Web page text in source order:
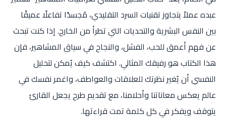
عبده عملاً يتجاوز تقنيات السرد التقليدي، مُجسدًا تفاعلًا عميقًا
بين النفس البشرية والتحديات التي تطرأ من الخارج. إذا كنت تبحث
عن فهم أعمق للحب، الفشل، والنجاح في سياق المشاهير، فإن
هذا الكتاب هو رفيقك المثالي. اكتشف كيف يُمكن لتحليل
النفسي أن يُغير نظرتك للعلاقات والعواطف، واغمر نفسك في
عالم يعكس معاناتنا وأحلامنا، مع تقديم طرح يجعل القارئ
يتوقف ويفكر في كل كلمة تمت قراءتها.